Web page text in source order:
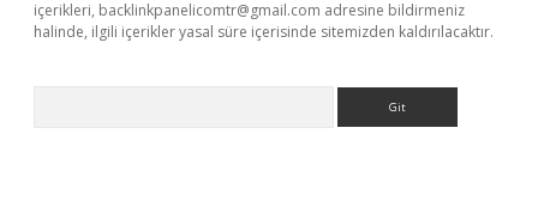
içerikleri, backlinkpanelicomtr@gmail.com adresine bildirmeniz
halinde, ilgili içerikler yasal süre içerisinde sitemizden kaldırılacaktır.